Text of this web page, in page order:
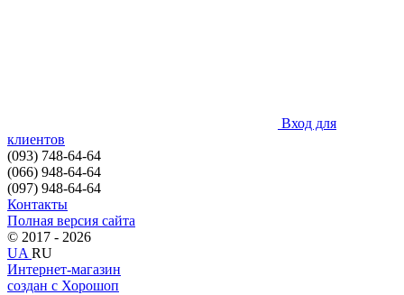
Вход для
клиентов
(093) 748-64-64
(066) 948-64-64
(097) 948-64-64
Контакты
Полная версия сайта
© 2017 - 2026
UA RU
Интернет-магазин
создан с Хорошоп